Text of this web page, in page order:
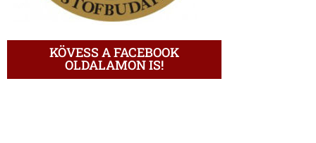
KÖVESS A FACEBOOK
OLDALAMON IS!